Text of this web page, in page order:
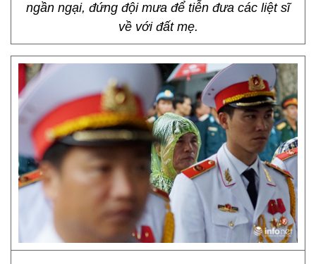
ngần ngại, đứng đội mưa để tiễn đưa các liệt sĩ
về với đất mẹ.